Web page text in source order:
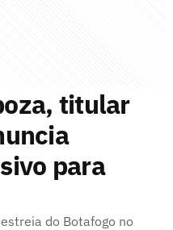
titular
para
do Botafogo no